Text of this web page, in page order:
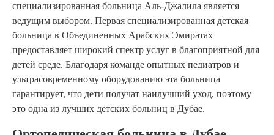
специализированная больница Аль-Джалила является
ведущим выбором. Первая специализированная детская
больница в Объединенных Арабских Эмиратах
предоставляет широкий спектр услуг в благоприятной для
детей среде. Благодаря команде опытных педиатров и
ультрасовременному оборудованию эта больница
гарантирует, что дети получат наилучший уход, поэтому
это одна из лучших детских больниц в Дубае.